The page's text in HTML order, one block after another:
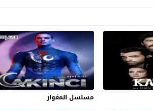
مسلسل المغوار